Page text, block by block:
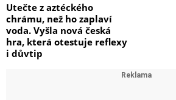
Utečte z aztéckého
chrámu, než ho zaplaví
voda. Vyšla nová česká
hra, která otestuje reflexy
i důvtip